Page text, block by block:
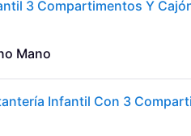
3 Compartimentos Y
Mano